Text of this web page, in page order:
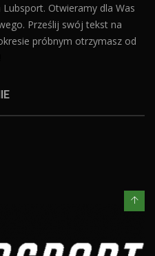
Otwieramy dla Was
Prześlij swój tekst na
próbnym otrzymasz od